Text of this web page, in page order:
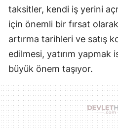
taksitler, kendi iş yerini
için önemli bir fırsat
artırma tarihleri ve satış
edilmesi, yatırım yapmak
büyük önem taşıyor.